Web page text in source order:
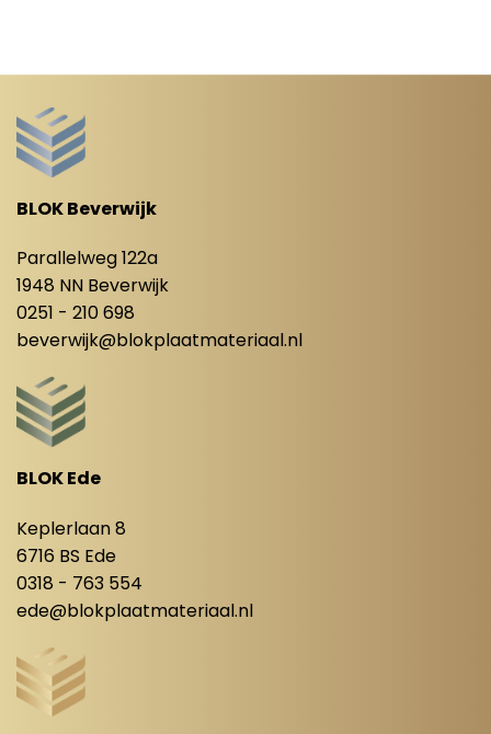
BLOK Beverwijk
Parallelweg 122a
1948 NN Beverwijk
0251 - 210 698
beverwijk@blokplaatmateriaal.nl
BLOK Ede
Keplerlaan 8
6716 BS Ede
0318 - 763 554
ede@blokplaatmateriaal.nl